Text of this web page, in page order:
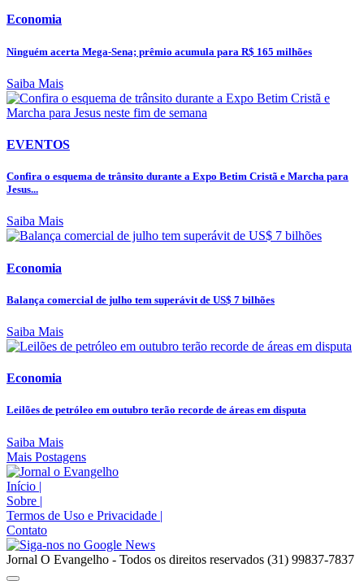
Economia
Ninguém acerta Mega-Sena; prêmio acumula para R$ 165 milhões
Saiba Mais
EVENTOS
Confira o esquema de trânsito durante a Expo Betim Cristã e Marcha para
Jesus...
Saiba Mais
Economia
Balança comercial de julho tem superávit de US$ 7 bilhões
Saiba Mais
Economia
Leilões de petróleo em outubro terão recorde de áreas em disputa
Saiba Mais
Mais Postagens
Início |
Sobre |
Termos de Uso e Privacidade |
Contato
Jornal O Evangelho - Todos os direitos reservados (31) 99837-7837